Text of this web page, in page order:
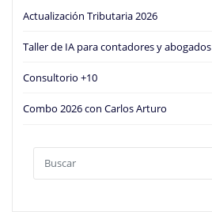
Actualización Tributaria 2026
Taller de IA para contadores y abogados
Consultorio +10
Combo 2026 con Carlos Arturo